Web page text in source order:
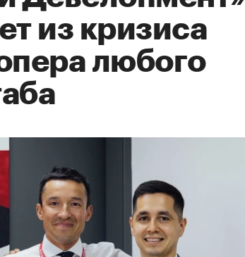
из кризиса
любого